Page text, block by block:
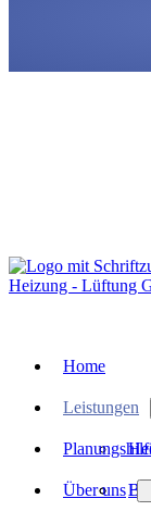
Home
Leistungen
Bad
Über uns